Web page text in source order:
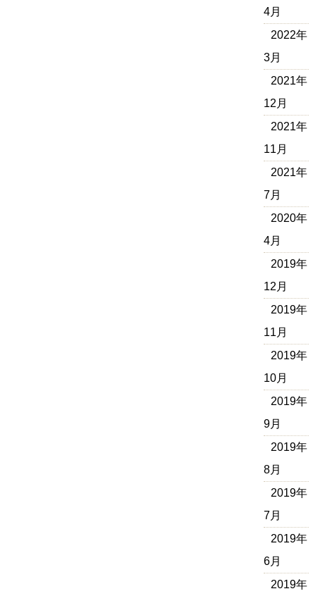
4月
2022年
3月
2021年
12月
2021年
11月
2021年
7月
2020年
4月
2019年
12月
2019年
11月
2019年
10月
2019年
9月
2019年
8月
2019年
7月
2019年
6月
2019年